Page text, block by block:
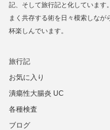
記、そして旅行記と化しています
まく共存する術を日々模索しな
杯楽しんでいます。
旅行記
お気に入り
潰瘍性大腸炎 UC
各種検査
ブログ